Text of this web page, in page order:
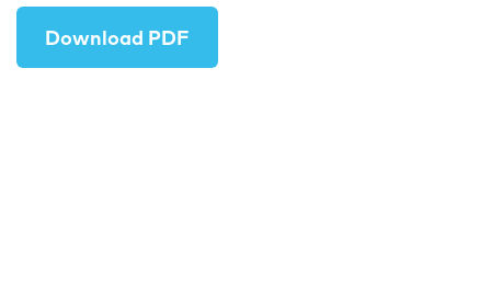
Download PDF